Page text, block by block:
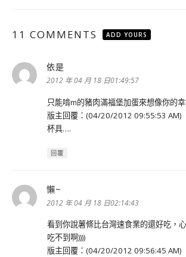
11 COMMENTS ADD YOURS
依是
示:
2012 年 04 月 18 日01:49:57
只能啃m的豬肉滿福堡加蛋來想像你的
版主回覆：(04/20/2012 09:55:53 AM)
杯具….
回覆
懶~
示:
2012 年 04 月 18 日02:14:43
看到你說薯條比台灣速食業的還好吃，
吃不到啊))))
版主回覆：(04/20/2012 09:56:45 AM)